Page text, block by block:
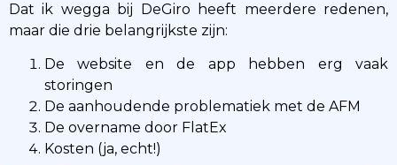
Dat ik wegga bij DeGiro heeft meerdere redenen,
maar die drie belangrijkste zijn:
De website en de app hebben erg vaak
storingen
De aanhoudende problematiek met de AFM
De overname door FlatEx
Kosten (ja, echt!)